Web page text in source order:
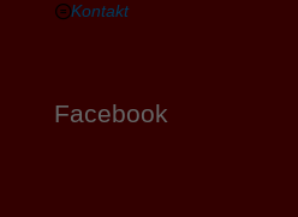
Kontakt
Facebook